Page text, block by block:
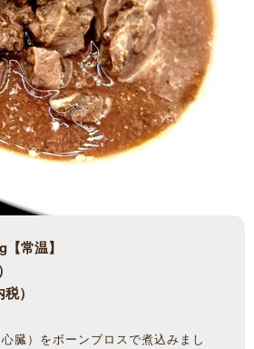
常温】
）
臓）をボーンブロスで煮込みまし